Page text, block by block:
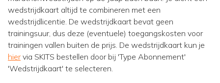
wedstrijdkaart altijd te combineren met een
wedstrijdlicentie. De wedstrijdkaart bevat geen
trainingsuur, dus deze (eventuele) toegangskosten voor
trainingen vallen buiten de prijs. De wedstrijdkaart kun je
hiervia SKITS bestellen door bij 'Type Abonnement'
'Wedstrijdkaart' te selecteren.